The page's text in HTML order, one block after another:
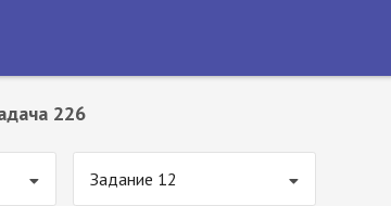
226
Задание 12